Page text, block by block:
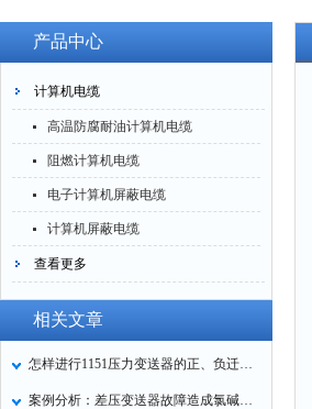
产品中心
计算机电缆
高温防腐耐油计算机电缆
阻燃计算机电缆
电子计算机屏蔽电缆
计算机屏蔽电缆
查看更多
相关文章
怎样进行1151压力变送器的正、负迁移？
案例分析：差压变送器故障造成氯碱装置停车